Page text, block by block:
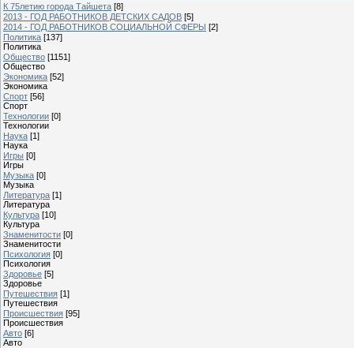
К 75летию города Тайшета [8]
2013 - ГОД РАБОТНИКОВ ДЕТСКИХ САДОВ [5]
2014 - ГОД РАБОТНИКОВ СОЦИАЛЬНОЙ СФЕРЫ [2]
Политика [137]
Политика
Общество [1151]
Общество
Экономика [52]
Экономика
Спорт [56]
Спорт
Технологии [0]
Технологии
Наука [1]
Наука
Игры [0]
Игры
Музыка [0]
Музыка
Литература [1]
Литература
Культура [10]
Культура
Знаменитости [0]
Знаменитости
Психология [0]
Психология
Здоровье [5]
Здоровье
Путешествия [1]
Путешествия
Проиcшествия [95]
Проиcшествия
Авто [6]
Авто